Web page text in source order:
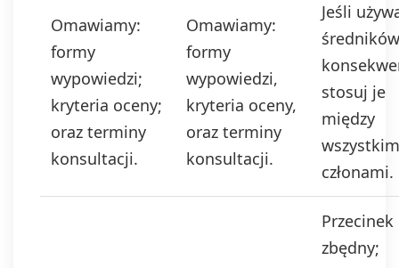
Omawiamy:
formy
wypowiedzi;
kryteria oceny;
oraz terminy
konsultacji.
Omawiamy:
formy
wypowiedzi,
kryteria oceny,
oraz terminy
konsultacji.
Jeśli
stosuj je
między
członami.
Przecinek
zbędny;